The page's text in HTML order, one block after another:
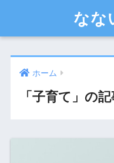
なな
ホーム
「子育て」の